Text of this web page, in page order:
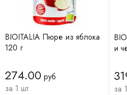
BIOITALIA Пюре из яблока
120 г
274.00 руб
за 1 шт
и
за